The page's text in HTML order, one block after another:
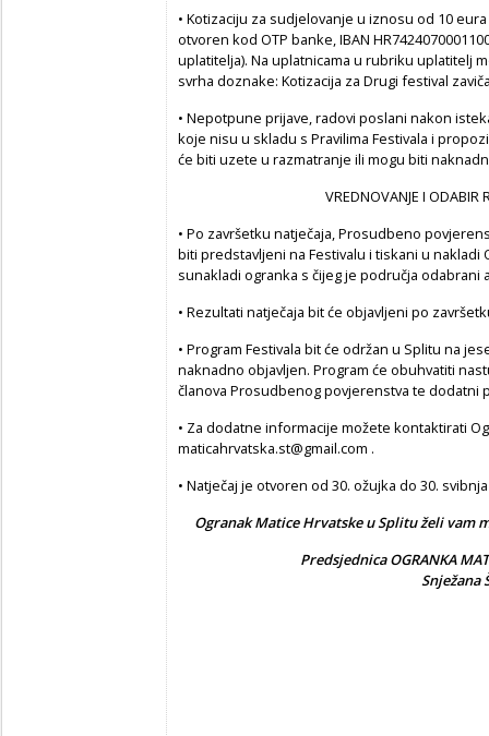
• Kotizaciju za sudjelovanje u iznosu od 10
otvoren kod OTP banke, IBAN
uplatitelja). Na uplatnicama u rubriku uplatitelj
svrha doznake: Kotizacija za Drugi festival
• Nepotpune prijave, radovi poslani nakon
koje nisu u skladu s Pravilima Festivala i
će biti uzete u razmatranje ili mogu biti
VREDNOVANJE I ODABIR
• Po završetku natječaja, Prosudbeno
biti predstavljeni na Festivalu i tiskani u nakladi
sunakladi ogranka s čijeg je područja odabrani
• Rezultati natječaja bit će objavljeni po
• Program Festivala bit će održan u Splitu na
naknadno objavljen. Program će obuhvatiti
članova Prosudbenog povjerenstva te dodatni
• Za dodatne informacije možete kontaktirati
maticahrvatska.st@gmail.com .
• Natječaj je otvoren od 30. ožujka do 30.
Ogranak Matice Hrvatske u Splitu želi vam
Predsjednica OGRANKA
Snježana